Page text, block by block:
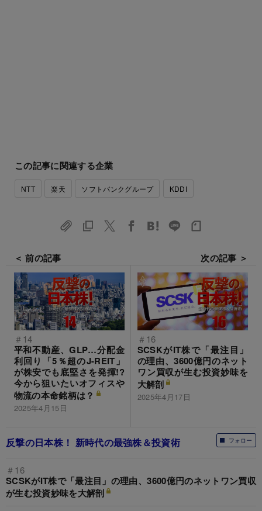
この記事に関連する企業
NTT 楽天 ソフトバンクグループ KDDI
＜ 前の記事
＃14
平和不動産、GLP…分配金
利回り「5％超のJ-REIT」
が株安でも底堅さを発揮!?
今から狙いたいオフィスや
物流の本命銘柄は？
2025年4月15日
次の記事 ＞
＃16
SCSKがIT株で「最注目」
の理由、3600億円のネット
ワン買収が生む投資妙味を
大解剖
2025年4月17日
フォロー
反撃の日本株！ 新時代の最強株＆投資術
＃16
SCSKがIT株で「最注目」の理由、3600億円のネットワン買収
が生む投資妙味を大解剖